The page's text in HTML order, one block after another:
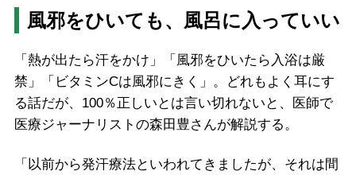
風邪をひいても、風呂に入っていい
「熱が出たら汗をかけ」「風邪をひいたら入浴は厳
禁」「ビタミンCは風邪にきく」。どれもよく耳にす
る話だが、100％正しいとは言い切れないと、医師で
医療ジャーナリストの森田豊さんが解説する。
「以前から発汗療法といわれてきましたが、それは間